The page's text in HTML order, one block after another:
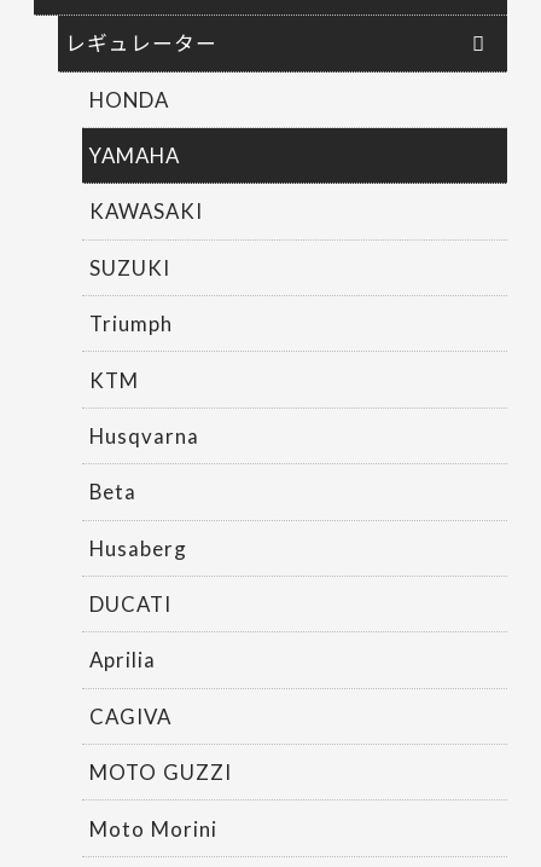
レギュレーター
HONDA
YAMAHA
KAWASAKI
SUZUKI
Triumph
KTM
Husqvarna
Beta
Husaberg
DUCATI
Aprilia
CAGIVA
MOTO GUZZI
Moto Morini